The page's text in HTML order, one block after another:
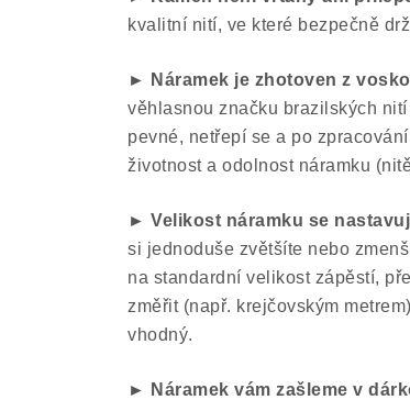
kvalitní nití, ve které bezpečně
► Náramek je zhotoven z
věhlasnou značku brazilských
pevné, netřepí se a po
životnost a odolnost náramku
► Velikost náramku se
si jednoduše zvětšíte nebo
na standardní velikost zápěstí,
změřit (např. krejčovským
vhodný.
► Náramek vám zašleme v